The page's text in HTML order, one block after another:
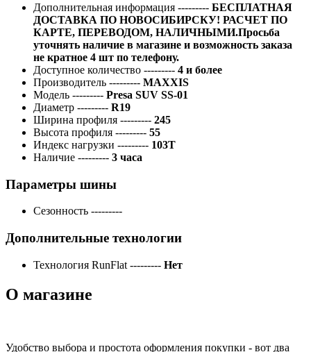
Дополнительная информация --------- БЕСПЛАТНАЯ
ДОСТАВКА ПО НОВОСИБИРСКУ! РАСЧЕТ ПО
КАРТЕ, ПЕРЕВОДОМ, НАЛИЧНЫМИ.Просьба
уточнять наличие в магазине и возможность заказа
не кратное 4 шт по телефону.
Доступное количество --------- 4 и более
Производитель --------- MAXXIS
Модель --------- Presa SUV SS-01
Диаметр --------- R19
Ширина профиля --------- 245
Высота профиля --------- 55
Индекс нагрузки --------- 103T
Наличие --------- 3 часа
Параметры шины
Сезонность ---------
Дополнительные технологии
Технология RunFlat --------- Нет
О магазине
Удобство выбора и простота оформления покупки - вот два